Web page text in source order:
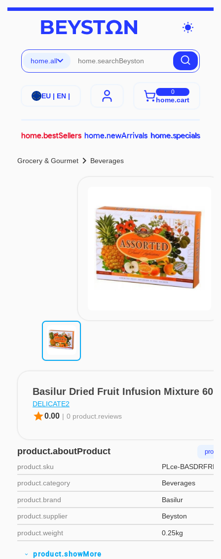
wb_sunny
home.all
EU | EN | 0
home.cart
home.bestSellers home.newArrivals home.specials
Grocery & Gourmet chevron_right Beverages
Basilur Dried Fruit Infusion Mixture 60
DELICATE2
star0.00 | 0 product.reviews
product.aboutProduct
product.sku PLce-BASDRFRMI
product.category Beverages
product.brand Basilur
product.supplier Beyston
product.weight 0.25kg
expand_more product.showMore